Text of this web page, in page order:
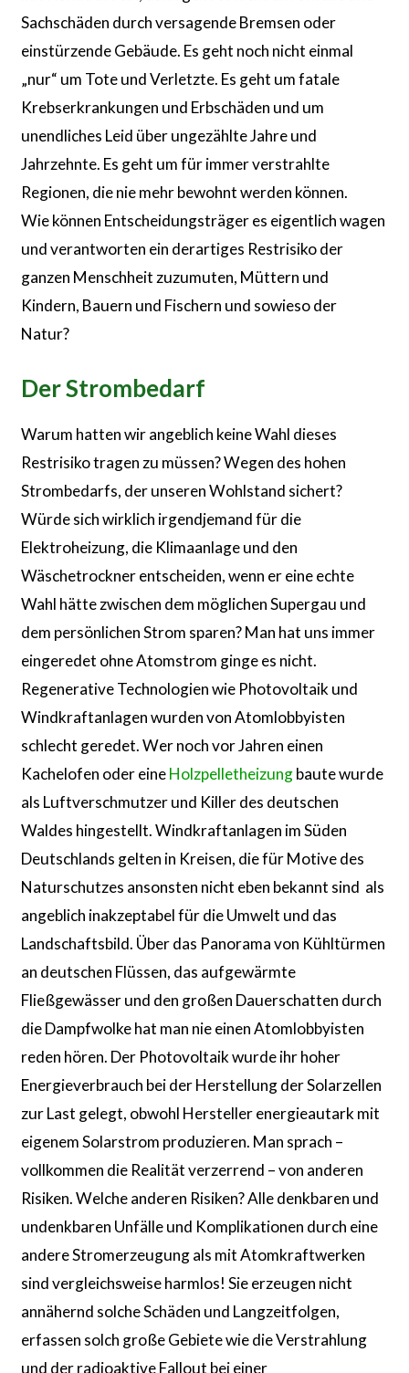
Sachschäden durch versagende Bremsen oder
einstürzende Gebäude. Es geht noch nicht einmal
„nur“ um Tote und Verletzte. Es geht um fatale
Krebserkrankungen und Erbschäden und um
unendliches Leid über ungezählte Jahre und
Jahrzehnte. Es geht um für immer verstrahlte
Regionen, die nie mehr bewohnt werden können.
Wie können Entscheidungsträger es eigentlich wagen
und verantworten ein derartiges Restrisiko der
ganzen Menschheit zuzumuten, Müttern und
Kindern, Bauern und Fischern und sowieso der
Natur?
Der Strombedarf
Warum hatten wir angeblich keine Wahl dieses
Restrisiko tragen zu müssen? Wegen des hohen
Strombedarfs, der unseren Wohlstand sichert?
Würde sich wirklich irgendjemand für die
Elektroheizung, die Klimaanlage und den
Wäschetrockner entscheiden, wenn er eine echte
Wahl hätte zwischen dem möglichen Supergau und
dem persönlichen Strom sparen? Man hat uns immer
eingeredet ohne Atomstrom ginge es nicht.
Regenerative Technologien wie Photovoltaik und
Windkraftanlagen wurden von Atomlobbyisten
schlecht geredet. Wer noch vor Jahren einen
Kachelofen oder eineHolzpelletheizungbaute wurde
als Luftverschmutzer und Killer des deutschen
Waldes hingestellt. Windkraftanlagen im Süden
Deutschlands gelten in Kreisen, die für Motive des
Naturschutzes ansonsten nicht eben bekannt sind als
angeblich inakzeptabel für die Umwelt und das
Landschaftsbild. Über das Panorama von Kühltürmen
an deutschen Flüssen, das aufgewärmte
Fließgewässer und den großen Dauerschatten durch
die Dampfwolke hat man nie einen Atomlobbyisten
reden hören. Der Photovoltaik wurde ihr hoher
Energieverbrauch bei der Herstellung der Solarzellen
zur Last gelegt, obwohl Hersteller energieautark mit
eigenem Solarstrom produzieren. Man sprach –
vollkommen die Realität verzerrend – von anderen
Risiken. Welche anderen Risiken? Alle denkbaren und
undenkbaren Unfälle und Komplikationen durch eine
andere Stromerzeugung als mit Atomkraftwerken
sind vergleichsweise harmlos! Sie erzeugen nicht
annähernd solche Schäden und Langzeitfolgen,
erfassen solch große Gebiete wie die Verstrahlung
und der radioaktive Fallout bei einer